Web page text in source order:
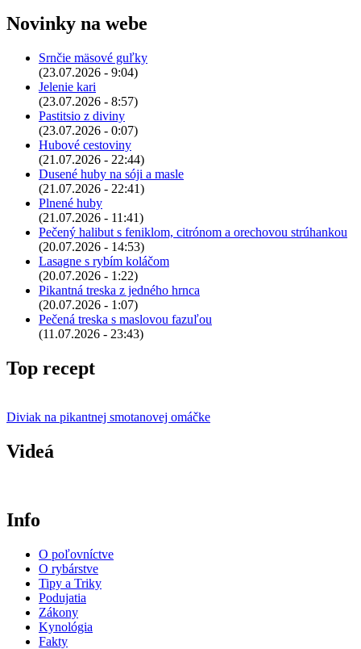
Novinky na webe
Srnčie mäsové guľky
(23.07.2026 - 9:04)
Jelenie kari
(23.07.2026 - 8:57)
Pastitsio z diviny
(23.07.2026 - 0:07)
Hubové cestoviny
(21.07.2026 - 22:44)
Dusené huby na sóji a masle
(21.07.2026 - 22:41)
Plnené huby
(21.07.2026 - 11:41)
Pečený halibut s feniklom, citrónom a orechovou strúhankou
(20.07.2026 - 14:53)
Lasagne s rybím koláčom
(20.07.2026 - 1:22)
Pikantná treska z jedného hrnca
(20.07.2026 - 1:07)
Pečená treska s maslovou fazuľou
(11.07.2026 - 23:43)
Top recept
Diviak na pikantnej smotanovej omáčke
Videá
Info
O poľovníctve
O rybárstve
Tipy a Triky
Podujatia
Zákony
Kynológia
Fakty